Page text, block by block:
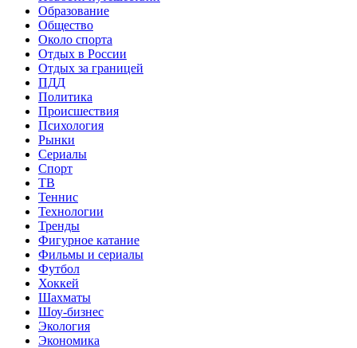
Образование
Общество
Около спорта
Отдых в России
Отдых за границей
ПДД
Политика
Происшествия
Психология
Рынки
Сериалы
Спорт
ТВ
Теннис
Технологии
Тренды
Фигурное катание
Фильмы и сериалы
Футбол
Хоккей
Шахматы
Шоу-бизнес
Экология
Экономика